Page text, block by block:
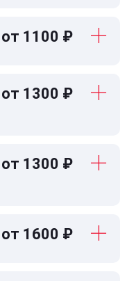
от 1100 ₽
от 1300 ₽
от 1300 ₽
от 1600 ₽